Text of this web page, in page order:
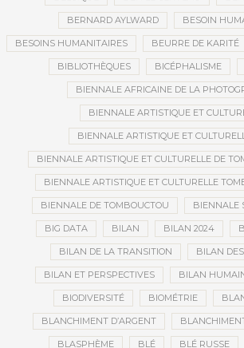
BERNARD AYLWARD BESOIN
BESOINS HUMANITAIRES BEURRE DE KARITÉ
BIBLIOTHÈQUES BICÉPHALISME
BIENNALE AFRICAINE DE LA
BIENNALE ARTISTIQUE ET
BIENNALE ARTISTIQUE ET
BIENNALE ARTISTIQUE ET CULTURELLE DE
BIENNALE ARTISTIQUE ET CULTURELLE
BIENNALE DE TOMBOUCTOU BIENNALE
BIG DATA BILAN BILAN 2024
BILAN DE LA TRANSITION BILAN
BILAN ET PERSPECTIVES BILAN
BIODIVERSITÉ BIOMÉTRIE
BLANCHIMENT D’ARGENT
BLASPHÈME BLÉ BLÉ RUSSE